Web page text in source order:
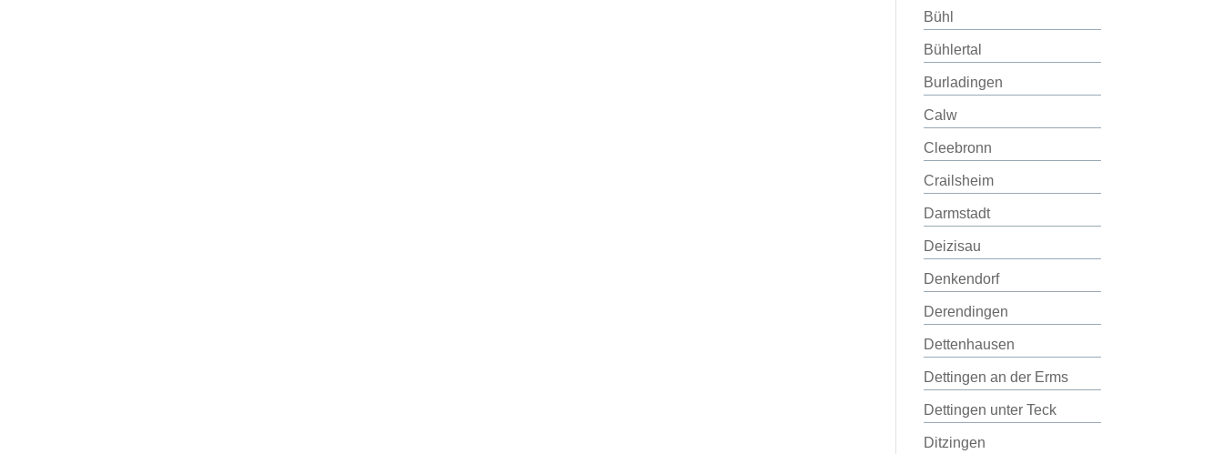
Bühl
Bühlertal
Burladingen
Calw
Cleebronn
Crailsheim
Darmstadt
Deizisau
Denkendorf
Derendingen
Dettenhausen
Dettingen an der Erms
Dettingen unter Teck
Ditzingen